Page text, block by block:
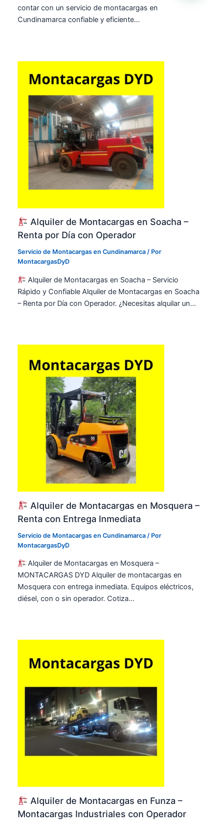
contar con un servicio de montacargas en
Cundinamarca confiable y eficiente…
Alquiler de Montacargas en Soacha –
Renta por Día con Operador
Servicio de Montacargas en Cundinamarca / Por
MontacargasDyD
Alquiler de Montacargas en Soacha – Servicio
Rápido y Confiable Alquiler de Montacargas en Soacha
– Renta por Día con Operador. ¿Necesitas alquilar un…
Alquiler de Montacargas en Mosquera –
Renta con Entrega Inmediata
Servicio de Montacargas en Cundinamarca / Por
MontacargasDyD
Alquiler de Montacargas en Mosquera –
MONTACARGAS DYD Alquiler de montacargas en
Mosquera con entrega inmediata. Equipos eléctricos,
diésel, con o sin operador. Cotiza…
Alquiler de Montacargas en Funza –
Montacargas Industriales con Operador